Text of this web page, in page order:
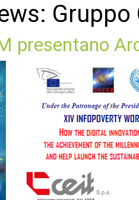
Gruppo
presentano